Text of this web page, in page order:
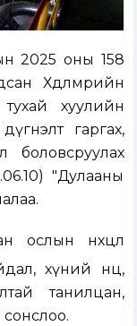
2025 оны 158
Хөдөлмөрийн
хуулийн
гаргах,
боловсруулах
"Дулааны
ослын нөхцөл
хүний нөөц,
танилцан,